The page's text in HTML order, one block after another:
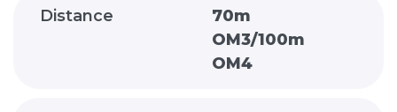
Distance
70m
OM3/100m
OM4